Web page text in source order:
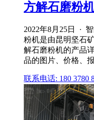
方解石磨粉
2022年8月25日 ·
粉机是由昆明坚石
解石磨粉机的产品
品的图片、价格、
联系电话: 180 3780